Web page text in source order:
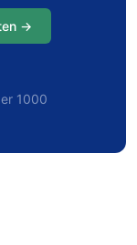
→
1000